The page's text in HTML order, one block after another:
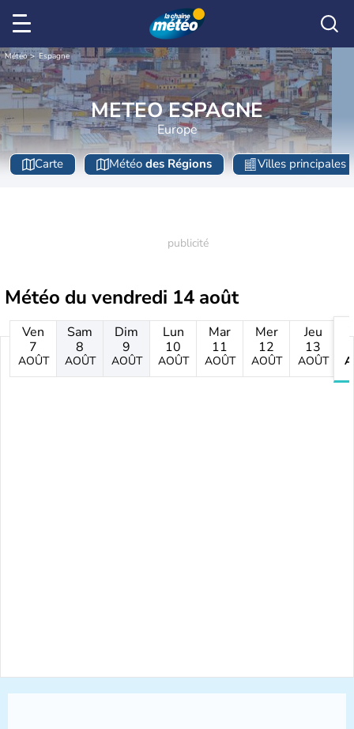
Météo Espagne
METEO ESPAGNE
Europe
Carte Météo des Régions Villes principales
Météo du vendredi 14 août
Ven
7
AOÛT
Sam
8
AOÛT
Dim
9
AOÛT
Lun
10
AOÛT
Mar
11
AOÛT
Mer
12
AOÛT
Jeu
13
AOÛT